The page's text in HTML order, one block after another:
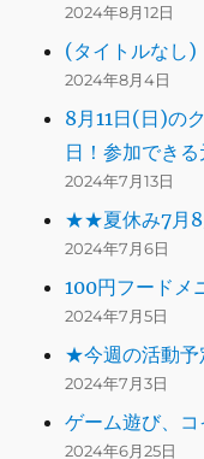
2024年8月12日
(タイトルなし)
2024年8月4日
8月11日(日)の
日！参加でき
2024年7月13日
★★夏休み7月8
2024年7月6日
100円フードメ
2024年7月5日
★今週の活動予
2024年7月3日
ゲーム遊び、
2024年6月25日